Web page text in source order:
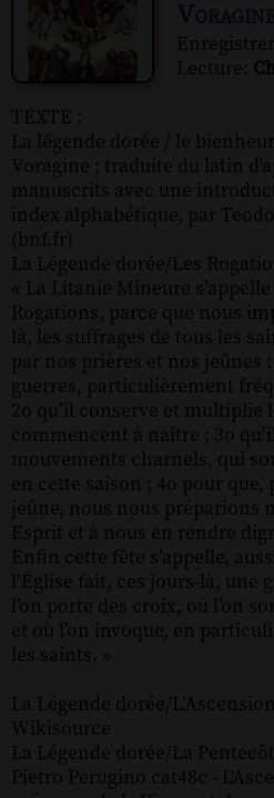
Lecture:
TEXTE :
La légende dorée / le
Voragine ; traduite du latin
manuscrits avec une
index alphabétique, par
(bnf.fr)
La Légende dorée/Les
« La Litanie Mineure
Rogations, parce que nous
là, les suffrages de tous les
par nos prières et nos jeûnes
guerres, particulièrement
2o qu’il conserve et multiplie
commencent à naître ; 3o
mouvements charnels, qui
en cette saison ; 4o pour que,
jeûne, nous nous préparions
Esprit et à nous en rendre
Enfin cette fête s’appelle,
l’Église fait, ces jours-là, une
l’on porte des croix, où l’on
et où l’on invoque, en
les saints. »
La Légende dorée/
Wikisource
La Légende dorée/La
Pietro Perugino cat48c -